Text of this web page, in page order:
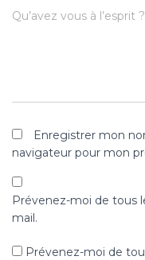
Qu’avez vous à l’esprit ?
Enregistrer mon
navigateur pour mon
Prévenez-moi de tous
mail.
Prévenez-moi de